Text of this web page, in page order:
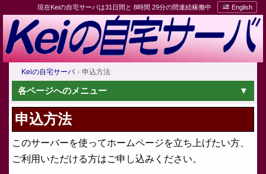
現在Keiの自宅サーバは31日間と 8時間 29分の間連続稼働中 English
Keiの自宅サーバ 申込方法
各ページへのメニュー
申込方法
このサーバーを使ってホームページを立ち上げたい方、
ご利用いただける方はご申し込みください。